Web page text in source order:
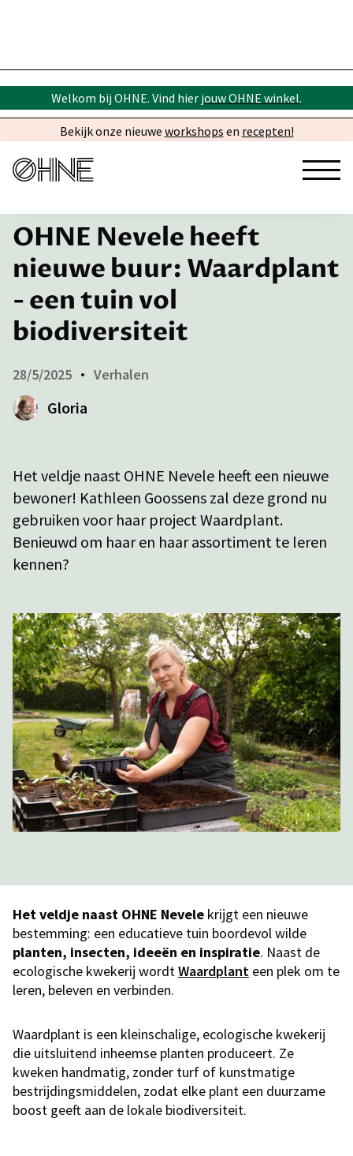
Welkom bij OHNE. Vind hier jouw OHNE winkel.
Bekijk onze nieuwe workshops en recepten!
← Inspiratie
OHNE Nevele heeft
nieuwe buur: Waardplant
- een tuin vol
biodiversiteit
Gloria
28/5/2025 Verhalen
Het veldje naast OHNE Nevele heeft een nieuwe
bewoner! Kathleen Goossens zal deze grond nu
gebruiken voor haar project Waardplant.
Benieuwd om haar en haar assortiment te leren
kennen?
Het veldje naast OHNE Nevele krijgt een nieuwe
bestemming: een educatieve tuin boordevol wilde
planten, insecten, ideeën en inspiratie. Naast de
ecologische kwekerij wordtWaardplant een plek om te
leren, beleven en verbinden.
Waardplant is een kleinschalige, ecologische kwekerij
die uitsluitend inheemse planten produceert. Ze
kweken handmatig, zonder turf of kunstmatige
bestrijdingsmiddelen, zodat elke plant een duurzame
boost geeft aan de lokale biodiversiteit.